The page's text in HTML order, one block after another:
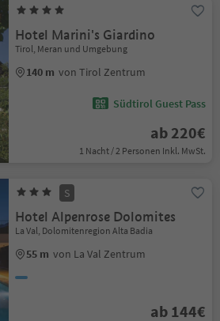
Hotel Marini's Giardino
Tirol, Meran und Umgebung
140 m von Tirol Zentrum
Südtirol Guest Pass
ab 220€
1 Nacht / 2 Personen Inkl. MwSt.
S
Hotel Alpenrose Dolomites
La Val, Dolomitenregion Alta Badia
55 m von La Val Zentrum
ab 144€